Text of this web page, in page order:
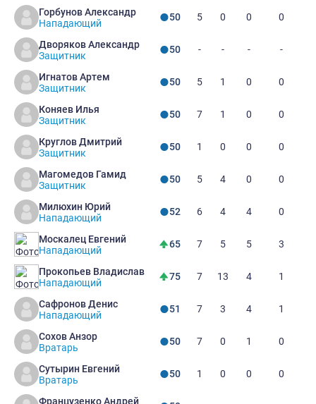
Горбунов Александр
Нападающий
50 5 0 0 0
Дворяков Александр
Защитник
50 - - - -
Игнатов Артем
Защитник
50 5 1 0 0
Коняев Илья
Защитник
50 7 1 0 0
Круглов Дмитрий
Защитник
50 1 0 0 0
Магомедов Гамид
Защитник
50 5 4 0 0
Милюхин Юрий
Нападающий
52 6 4 4 0
Москалец Евгений
Нападающий
65 7 5 5 3
Прокопьев Владислав
Нападающий
75 7 13 4 1
Сафронов Денис
Нападающий
51 7 3 4 1
Сохов Анзор
Вратарь
50 7 0 1 0
Сутырин Евгений
Вратарь
50 1 0 0 0
Французенко Андрей